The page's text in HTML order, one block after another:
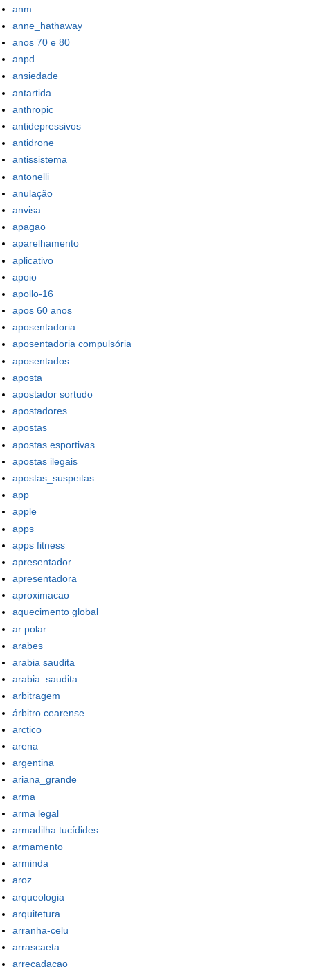
anm
anne_hathaway
anos 70 e 80
anpd
ansiedade
antartida
anthropic
antidepressivos
antidrone
antissistema
antonelli
anulação
anvisa
apagao
aparelhamento
aplicativo
apoio
apollo-16
apos 60 anos
aposentadoria
aposentadoria compulsória
aposentados
aposta
apostador sortudo
apostadores
apostas
apostas esportivas
apostas ilegais
apostas_suspeitas
app
apple
apps
apps fitness
apresentador
apresentadora
aproximacao
aquecimento global
ar polar
arabes
arabia saudita
arabia_saudita
arbitragem
árbitro cearense
arctico
arena
argentina
ariana_grande
arma
arma legal
armadilha tucídides
armamento
arminda
aroz
arqueologia
arquitetura
arranha-celu
arrascaeta
arrecadacao